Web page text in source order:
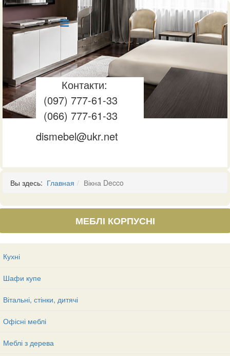
Контакти:
(097) 777-61-33
(066) 777-61-33
dismebel@ukr.net
Вы здесь: Главная Вікна Decco
МЕБЛІ КОРПУСНІ
Кухні
Шафи купе
Вітальні, стінки, дитячі
Офісні меблі
Меблі з дерева